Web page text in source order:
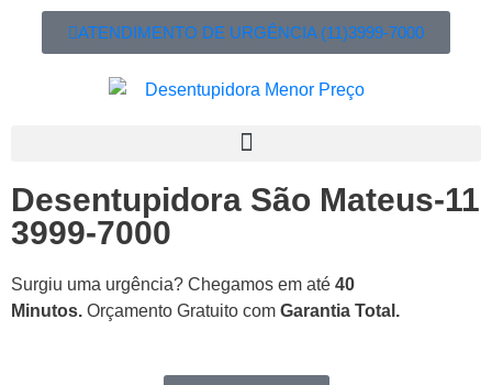
ATENDIMENTO DE URGÊNCIA (11)3999-7000
Desentupidora São Mateus-11
3999-7000
Surgiu uma urgência? Chegamos em até 40
Minutos. Orçamento Gratuito com Garantia Total.